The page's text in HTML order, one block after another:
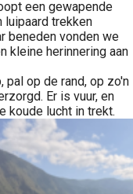
een gewapende
luipaard trekken
beneden vonden we
kleine herinnering aan
pal op de rand, op zo'n
Er is vuur, en
koude lucht in trekt.